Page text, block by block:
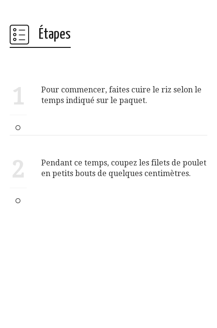
Étapes
1
Pour commencer, faites cuire le riz selon le
temps indiqué sur le paquet.
2
Pendant ce temps, coupez les filets de poulet
en petits bouts de quelques centimètres.